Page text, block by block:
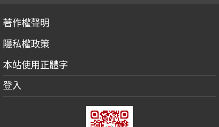
著作權聲明
隱私權政策
本站使用正體字
登入